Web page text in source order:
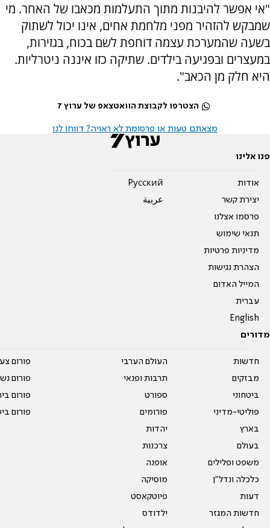
"אי אפשר להיבנות מתוך התעלמות מכאבו של האחר. מי
שמבקש להזהיר מפני מלחמת אחים, אינו יכול לשתוק
בשעה שהמערכת עצמה דוחפת לשם בכוח, בגזירות,
במעצרים ובפגיעה בילדים. שתיקה כזו איננה ניטרליות.
היא חלק מן הכאב".
הצטרפו לקבוצת הוואטצאפ של ערוץ 7
מצאתם טעות או פרסומת לא ראויה? דווחו לנו
פנו אלינו
אודות
יצירת קשר
פרסמו אצלנו
תנאי שימוש
מדיניות פרטיות
הצהרת נגישות
המייל האדום
עברית
English
Pусский
عربية
מדורים
חדשות
מבזקים
ביטחוני
פוליטי-מדיני
בארץ
בעולם
משפט ופלילים
כלכלה ונדל"ן
דעות
חדשות המגזר
העולם הערבי
תרבות ופנאי
ספורט
פורומים
יהדות
צרכנות
אופנה
מוסיקה
פיוטקאסט
ילדודס
פורום
פורום
פורום
פורום